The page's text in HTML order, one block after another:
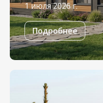
1 июля 2026 г.
Подробнее